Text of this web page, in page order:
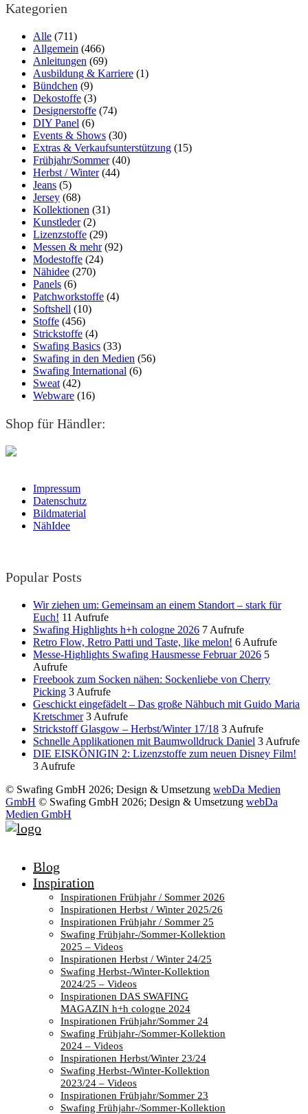
Kategorien
Alle (711)
Allgemein (466)
Anleitungen (69)
Ausbildung & Karriere (1)
Bündchen (9)
Dekostoffe (3)
Designerstoffe (74)
DIY Panel (6)
Events & Shows (30)
Extras & Verkaufsunterstützung (15)
Frühjahr/Sommer (40)
Herbst / Winter (44)
Jeans (5)
Jersey (68)
Kollektionen (31)
Kunstleder (2)
Lizenzstoffe (29)
Messen & mehr (92)
Modestoffe (24)
Nähidee (270)
Panels (6)
Patchworkstoffe (4)
Softshell (10)
Stoffe (456)
Strickstoffe (4)
Swafing Basics (33)
Swafing in den Medien (56)
Swafing International (6)
Sweat (42)
Webware (16)
Shop für Händler:
Impressum
Datenschutz
Bildmaterial
NähIdee
Popular Posts
Wir ziehen um: Gemeinsam an einem Standort – stark für
Euch! 11 Aufrufe
Swafing Highlights h+h cologne 2026 7 Aufrufe
Retro Flow, Retro Patti und Taste, like melon! 6 Aufrufe
Messe-Highlights Swafing Hausmesse Februar 2026 5
Aufrufe
Freebook zum Socken nähen: Sockenliebe von Cherry
Picking 3 Aufrufe
Geschickt eingefädelt – Das große Nähbuch mit Guido Maria
Kretschmer 3 Aufrufe
Strickstoff Glasgow – Herbst/Winter 17/18 3 Aufrufe
Schnelle Applikationen mit Baumwolldruck Daniel 3 Aufrufe
DIE EISKÖNIGIN 2: Lizenzstoffe zum neuen Disney Film!
3 Aufrufe
© Swafing GmbH 2026; Design & Umsetzung webDa Medien
GmbH © Swafing GmbH 2026; Design & Umsetzung webDa
Medien GmbH
Blog
Inspiration
Inspirationen Frühjahr / Sommer 2026
Inspirationen Herbst / Winter 2025/26
Inspirationen Frühjahr / Sommer 25
Swafing Frühjahr-/Sommer-Kollektion
2025 – Videos
Inspirationen Herbst / Winter 24/25
Swafing Herbst-/Winter-Kollektion
2024/25 – Videos
Inspirationen DAS SWAFING
MAGAZIN h+h cologne 2024
Inspirationen Frühjahr/Sommer 24
Swafing Frühjahr-/Sommer-Kollektion
2024 – Videos
Inspirationen Herbst/Winter 23/24
Swafing Herbst-/Winter-Kollektion
2023/24 – Videos
Inspirationen Frühjahr/Sommer 23
Swafing Frühjahr-/Sommer-Kollektion